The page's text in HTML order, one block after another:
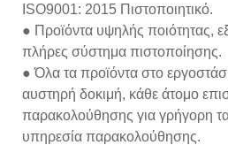
ISO9001: 2015 Πιστοποιητικό.
● Προϊόντα υψηλής ποιότητας,
πλήρες σύστημα πιστοποίησης.
● Όλα τα προϊόντα στο
αυστηρή δοκιμή, κάθε άτομο
παρακολούθησης για γρήγορη
υπηρεσία παρακολούθησης.